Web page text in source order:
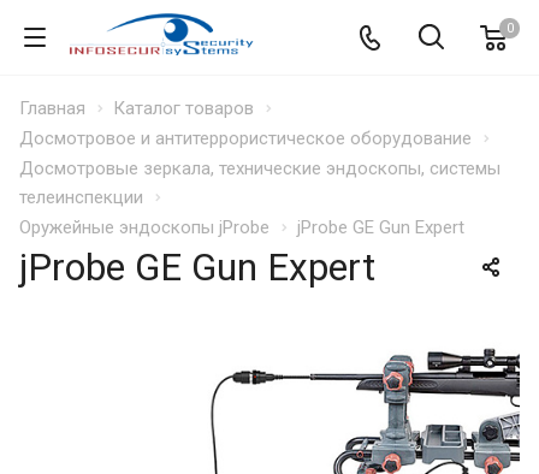
0
Главная
Каталог товаров
Досмотровое и антитеррористическое оборудование
Досмотровые зеркала, технические эндоскопы, системы
телеинспекции
Оружейные эндоскопы jProbe
jProbe GE Gun Expert
jProbe GE Gun Expert